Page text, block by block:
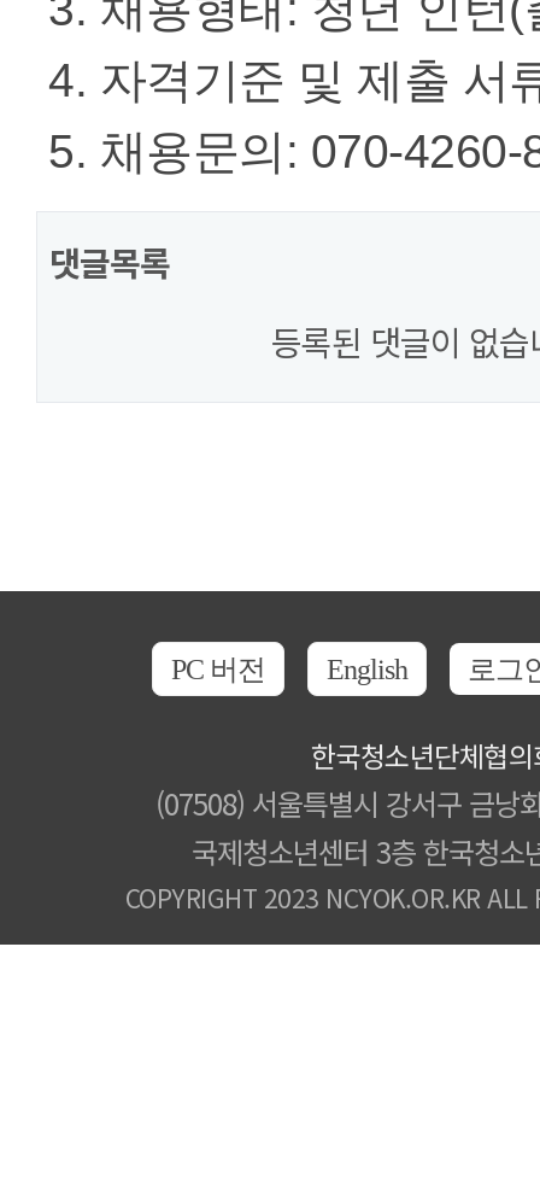
4. 자격기준 및 제출 서
5. 채용문의: 070-
댓글목록
등록된 댓글이 없습
PC 버전 English 로그
한국청소년단체협
(07508) 서울특별시 강서구 금낭
국제청소년센터 3층 한국청소
COPYRIGHT 2023 NCYOK.OR.KR ALL